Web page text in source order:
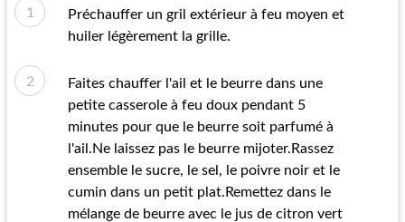
Préchauffer un gril extérieur à feu moyen et
huiler légèrement la grille.
Faites chauffer l'ail et le beurre dans une
petite casserole à feu doux pendant 5
minutes pour que le beurre soit parfumé à
l'ail.Ne laissez pas le beurre mijoter.Rassez
ensemble le sucre, le sel, le poivre noir et le
cumin dans un petit plat.Remettez dans le
mélange de beurre avec le jus de citron vert